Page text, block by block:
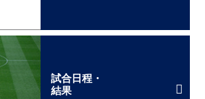
試合日程・
結果